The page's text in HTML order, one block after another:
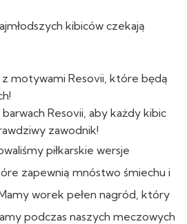
kibiców czekają
motywami Resovii, które będą
Resovii, aby każdy kibic
zawodnik!
piłkarskie wersje
zapewnią mnóstwo śmiechu i
worek pełen nagród, który
podczas naszych meczowych